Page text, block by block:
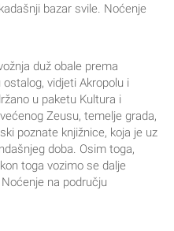
bazar svile. Noćenje
duž obale prema
vidjeti Akropolu i
u paketu Kultura i
Zeusu, temelje grada,
poznate knjižnice, koja je uz
doba. Osim toga,
toga vozimo se dalje
na području